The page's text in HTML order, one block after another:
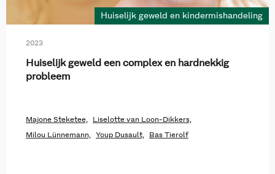
Huiselijk geweld en kindermishandeling
2023
Huiselijk geweld een complex en hardnekkig
probleem
Majone Steketee, Liselotte van Loon-Dikkers,
Milou Lünnemann, Youp Dusault, Bas Tierolf